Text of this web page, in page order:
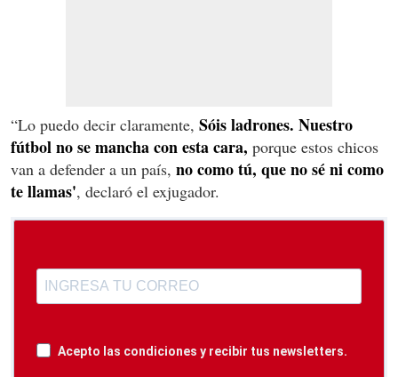
“Lo puedo decir claramente, Sóis ladrones. Nuestro
fútbol no se mancha con esta cara, porque estos chicos
van a defender a un país, no como tú, que no sé ni como
te llamas', declaró el exjugador.
Acepto las condiciones y recibir tus newsletters.